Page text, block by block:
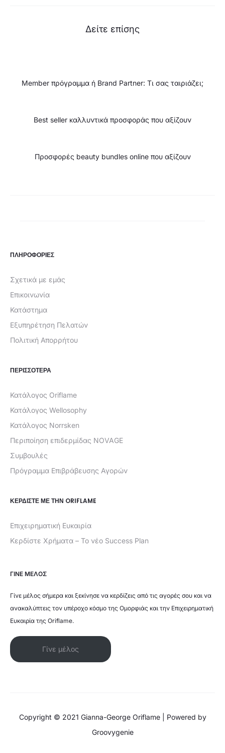
Δείτε επίσης
Member πρόγραμμα ή Brand Partner: Τι σας ταιριάζει;
Best seller καλλυντικά προσφοράς που αξίζουν
Προσφορές beauty bundles online που αξίζουν
ΠΛΗΡΟΦΟΡΙΕΣ
Σχετικά με εμάς
Επικοινωνία
Κατάστημα
Εξυπηρέτηση Πελατών
Πολιτική Απορρήτου
ΠΕΡΙΣΣΟΤΕΡΑ
Κατάλογος Oriflame
Κατάλογος Wellosophy
Κατάλογος Norrsken
Περιποίηση επιδερμίδας NOVAGE
Συμβουλές
Πρόγραμμα Επιβράβευσης Αγορών
ΚΕΡΔΊΣΤΕ ΜΕ ΤΗΝ ORIFLAME
Επιχειρηματική Ευκαιρία
Κερδίστε Χρήματα – Το νέο Success Plan
ΓΙΝΕ ΜΕΛΟΣ
Γίνε μέλος σήμερα και ξεκίνησε να κερδίζεις από τις αγορές σου και να
ανακαλύπτεις τον υπέροχο κόσμο της Ομορφιάς και την Επιχειρηματική
Ευκαιρία της Oriflame.
Γίνε μέλος
Copyright © 2021 Gianna-George Oriflame | Powered by
Groovygenie